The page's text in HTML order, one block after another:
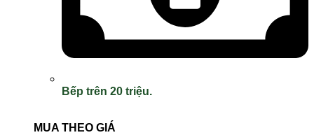
Bếp trên 20 triệu.
MUA THEO GIÁ